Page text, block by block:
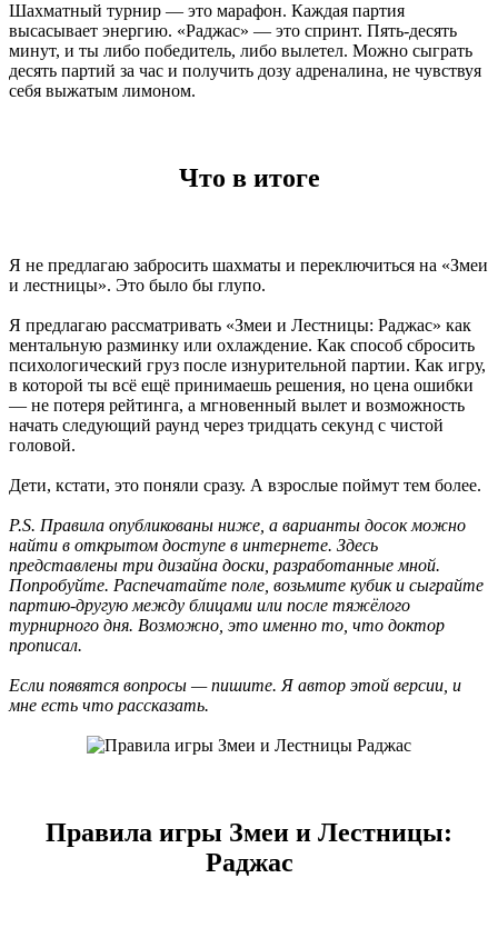
Шахматный турнир — это марафон. Каждая партия
высасывает энергию. «Раджас» — это спринт. Пять-десять
минут, и ты либо победитель, либо вылетел. Можно сыграть
десять партий за час и получить дозу адреналина, не чувствуя
себя выжатым лимоном.
Что в итоге
Я не предлагаю забросить шахматы и переключиться на «Змеи
и лестницы». Это было бы глупо.
Я предлагаю рассматривать «Змеи и Лестницы: Раджас» как
ментальную разминку или охлаждение. Как способ сбросить
психологический груз после изнурительной партии. Как игру,
в которой ты всё ещё принимаешь решения, но цена ошибки
— не потеря рейтинга, а мгновенный вылет и возможность
начать следующий раунд через тридцать секунд с чистой
головой.
Дети, кстати, это поняли сразу. А взрослые поймут тем более.
P.S. Правила опубликованы ниже, а варианты досок можно
найти в открытом доступе в интернете. Здесь
представлены три дизайна доски, разработанные мной.
Попробуйте. Распечатайте поле, возьмите кубик и сыграйте
партию-другую между блицами или после тяжёлого
турнирного дня. Возможно, это именно то, что доктор
прописал.
Если появятся вопросы — пишите. Я автор этой версии, и
мне есть что рассказать.
Правила игры Змеи и Лестницы:
Раджас